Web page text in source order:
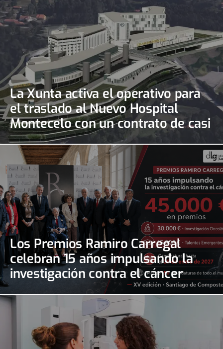
La Xunta activa el operativo para
el traslado al Nuevo Hospital
Montecelo con un contrato de casi
690.000 euros
Los Premios Ramiro Carregal
celebran 15 años impulsando la
investigación contra el cáncer